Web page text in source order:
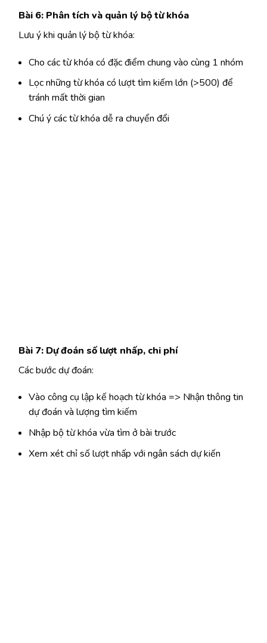
Bài 6: Phân tích và quản lý bộ từ khóa
Lưu ý khi quản lý bộ từ khóa:
Cho các từ khóa có đặc điểm chung vào cùng 1 nhóm
Lọc những từ khóa có lượt tìm kiếm lớn (>500) để
tránh mất thời gian
Chú ý các từ khóa dễ ra chuyển đổi
Bài 7: Dự đoán số lượt nhấp, chi phí
Các bước dự đoán:
Vào công cụ lập kế hoạch từ khóa => Nhận thông tin
dự đoán và lượng tìm kiếm
Nhập bộ từ khóa vừa tìm ở bài trước
Xem xét chỉ số lượt nhấp với ngân sách dự kiến